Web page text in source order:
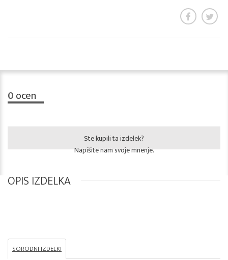
0ocen
Ste kupili ta izdelek?
Napišite nam svoje mnenje.
OPIS IZDELKA
SORODNI IZDELKI